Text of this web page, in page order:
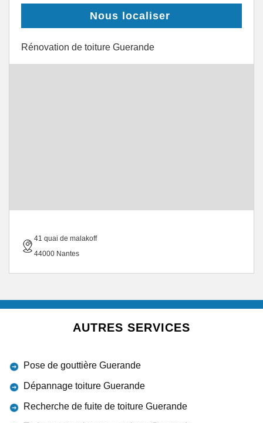
Nous localiser
Rénovation de toiture Guerande
41 quai de malakoff
44000 Nantes
AUTRES SERVICES
Pose de gouttière Guerande
Dépannage toiture Guerande
Recherche de fuite de toiture Guerande